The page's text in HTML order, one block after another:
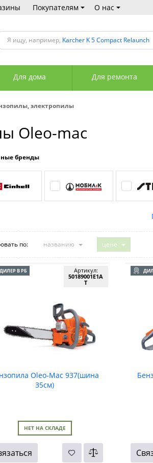
Покупателям О нас
Я ищу, например, Karcher K 5 Compact Relaunch
Для дома Для ремонта
электропилы
Oleo-mac
бренды
по: названию цене
В РБ
Oleo-Mac 937(шина
35см)
Артикул:
50189001E1A
T
НЕТ НА СКЛАДЕ